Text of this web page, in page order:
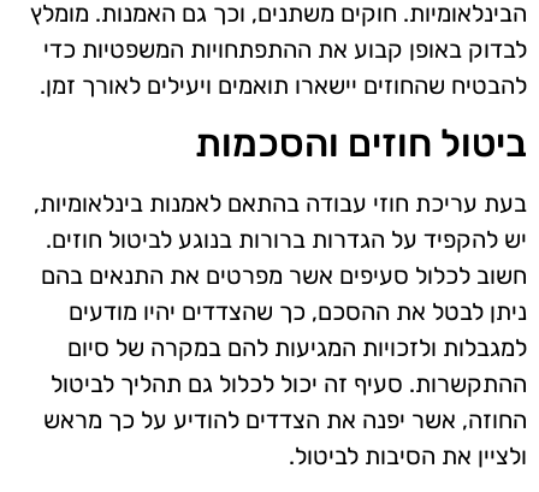
הבינלאומיות. חוקים משתנים, וכך גם האמנות. מומלץ
לבדוק באופן קבוע את ההתפתחויות המשפטיות כדי
להבטיח שהחוזים יישארו תואמים ויעילים לאורך זמן.
ביטול חוזים והסכמות
בעת עריכת חוזי עבודה בהתאם לאמנות בינלאומיות,
יש להקפיד על הגדרות ברורות בנוגע לביטול חוזים.
חשוב לכלול סעיפים אשר מפרטים את התנאים בהם
ניתן לבטל את ההסכם, כך שהצדדים יהיו מודעים
למגבלות ולזכויות המגיעות להם במקרה של סיום
ההתקשרות. סעיף זה יכול לכלול גם תהליך לביטול
החוזה, אשר יפנה את הצדדים להודיע על כך מראש
ולציין את הסיבות לביטול.